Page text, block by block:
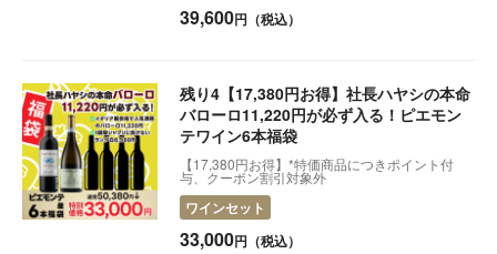
【限定各12本】今飲み頃！秋の熟成ピノ・ネロ
2025.08.20 【実録】井手塾-プロの評価は？
2025.07.30 新しい定期コース「井手塾」を発表します。
2025.07.19 【お詫び】エラー表示の解消
2025.07.01 【最大30％オフ】夏の福袋・お得セット販売開始
39,600円（税込）
残り4【17,380円お得】社長ハヤシの本命
バローロ11,220円が必ず入る！ピエモン
テワイン6本福袋
【17,380円お得】*特価商品につきポイント付
与、クーポン割引対象外
ワインセット
33,000円（税込）